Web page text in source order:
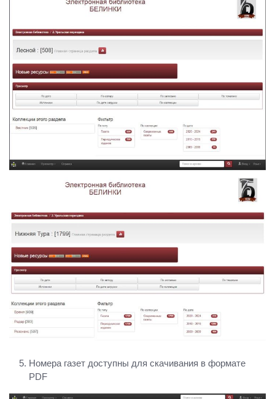
Номера газет доступны для скачивания в формате
PDF